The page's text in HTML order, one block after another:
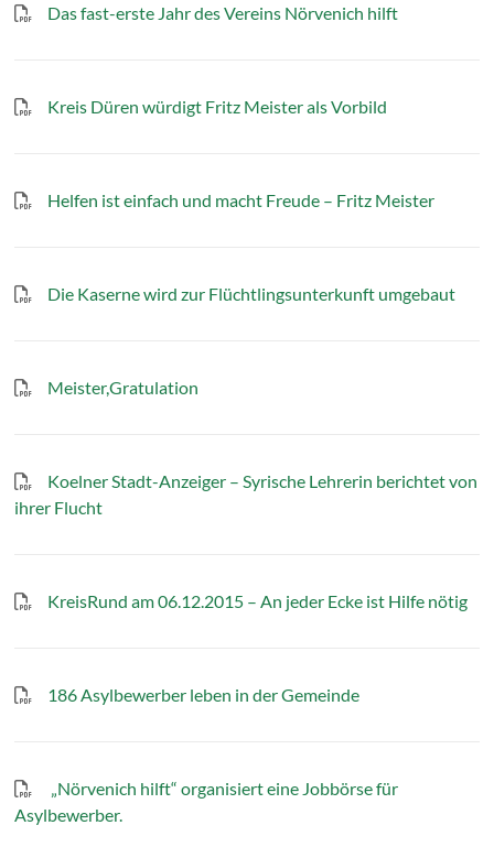
Das fast-erste Jahr des Vereins Nörvenich hilft
Kreis Düren würdigt Fritz Meister als Vorbild
Helfen ist einfach und macht Freude – Fritz Meister
Die Kaserne wird zur Flüchtlingsunterkunft umgebaut
Meister,Gratulation
Koelner Stadt-Anzeiger – Syrische Lehrerin berichtet von
ihrer Flucht
KreisRund am 06.12.2015 – An jeder Ecke ist Hilfe nötig
186 Asylbewerber leben in der Gemeinde
„Nörvenich hilft“ organisiert eine Jobbörse für
Asylbewerber.